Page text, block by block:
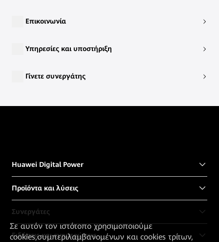
Επικοινωνία
Υπηρεσίες και υποστήριξη
Γίνετε συνεργάτης
Huawei Digital Power
Προϊόντα και λύσεις
Συνεργάτες
Ειδήσεις και ενημερώσεις
Σε αυτόν τον ιστότοπο χρησιμοποιούμε
cookies,συμπεριλαμβανομένων και cookies τρίτων,